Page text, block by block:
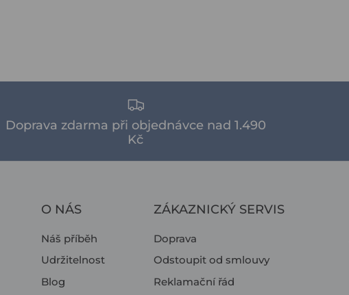
Doprava zdarma při objednávce nad 1.490
Kč
O NÁS
Náš příběh
Udržitelnost
Blog
ZÁKAZNICKÝ SERVIS
Doprava
Odstoupit od smlouvy
Reklamační řád